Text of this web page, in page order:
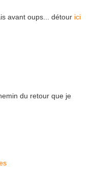
avant oups... détour ici
du retour que je